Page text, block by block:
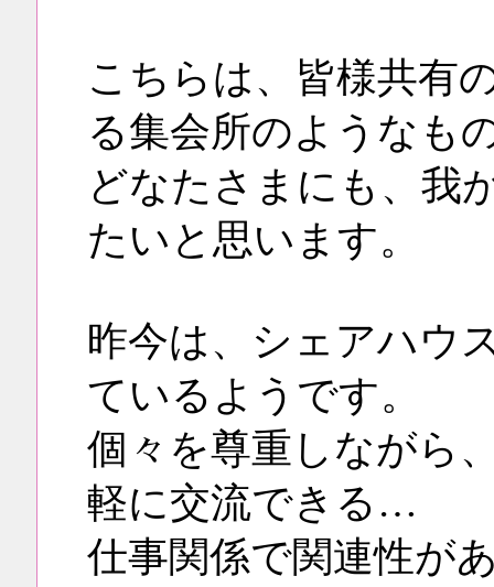
こちらは、皆様共有
る集会所のようなも
どなたさまにも、我
たいと思います。
昨今は、シェアハウ
ているようです。
個々を尊重しながら
軽に交流できる…
仕事関係で関連性が